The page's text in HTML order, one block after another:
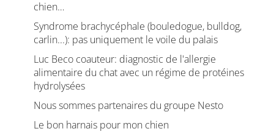
chien…
Syndrome brachycéphale (bouledogue, bulldog,
carlin...): pas uniquement le voile du palais
Luc Beco coauteur: diagnostic de l'allergie
alimentaire du chat avec un régime de protéines
hydrolysées
Nous sommes partenaires du groupe Nesto
Le bon harnais pour mon chien